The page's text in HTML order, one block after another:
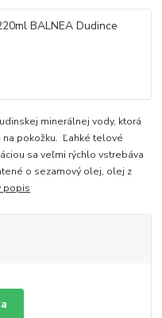
minerálnej vody, ktorá
na pokožku. Ľahké telové
sa veľmi rýchlo vstrebáva
o sezamový olej, olej z
popis